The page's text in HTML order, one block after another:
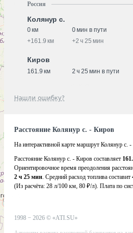
Россия
Колянур с.
0 км
0 мин в пути
+161.9 км +2 ч 25 мин
Киров
161.9 км 2 ч 25 мин в пути
Нашли ошибку?
Расстояние Колянур с. - Киров
На интерактивной карте маршрут Колянур с.
Расстояние Колянур с. - Киров составляет
Ориентировочное время преодоления
2 ч 25 мин. Средний расход топлива составит
(Из расчёта: 28 л/100 км, 80 ₽/л). Плата по
1998 − 2026 © «ATI.SU»